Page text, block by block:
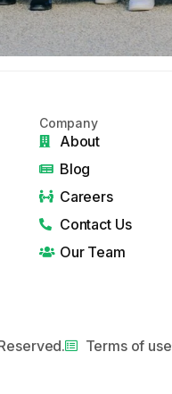
Company
About
Blog
Careers
Contact Us
Our Team
Terms of use